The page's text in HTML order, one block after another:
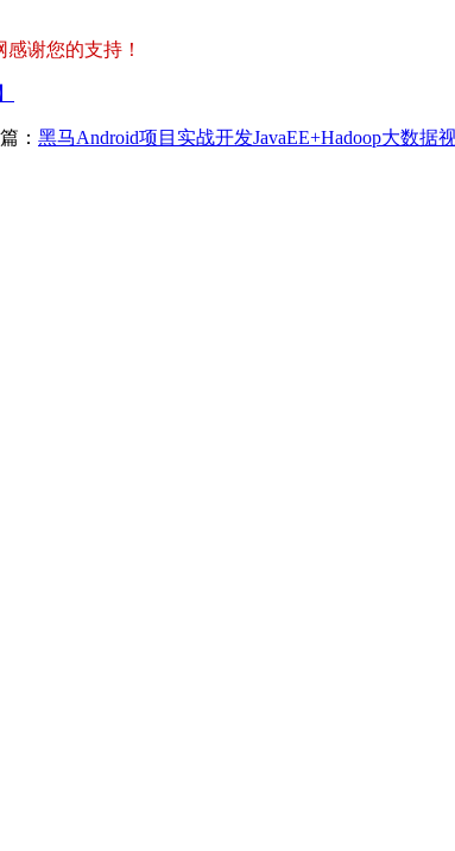
谢您的支持！
： 黑马Android项目实战开发JavaEE+Hadoop大数据